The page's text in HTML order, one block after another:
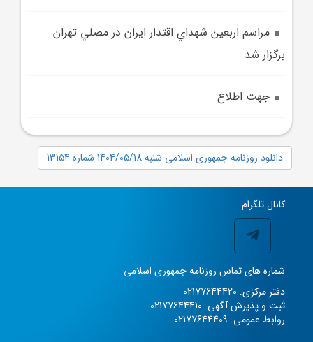
مراسم اربعين شهداي اقتدار ايران در مصلي تهران
برگزار شد
جهت اطلاع
دانلود روزنامه جمهوری اسلامی شنبه 1404/05/18 شماره 13154
کانال تلگرام
شماره های تماس روزنامه جمهوری اسلامی
دفتر مرکزی: 02177644420
ثبت و پذیرش آگهی: 02177644410
روابط عمومی: 02177644409